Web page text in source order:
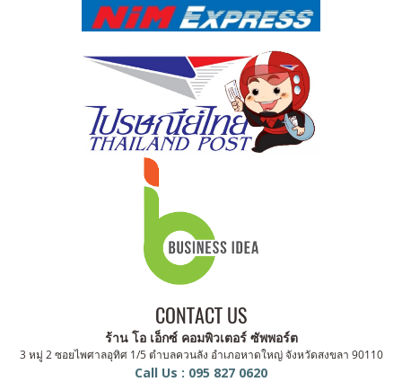
CONTACT US
ร้าน โอ เอ็กซ์ คอมพิวเตอร์ ซัพพอร์ต
3 หมู่ 2 ซอยไพศาลอุทิศ 1/5 ตำบลควนลัง อำเภอหาดใหญ่ จังหวัดสงขลา 90110
Call Us : 095 827 0620